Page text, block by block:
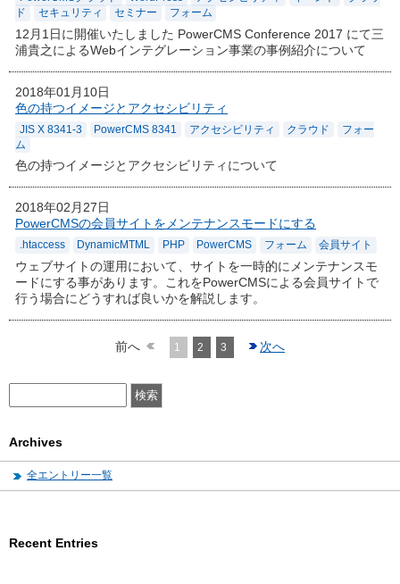
ド
セキュリティ セミナー フォーム
12月1日に開催いたしました PowerCMS Conference 2017 にて三
浦貴之によるWebインテグレーション事業の事例紹介について
2018年01月10日
色の持つイメージとアクセシビリティ
JIS X 8341-3 PowerCMS 8341 アクセシビリティ クラウド
フォー
ム
色の持つイメージとアクセシビリティについて
2018年02月27日
PowerCMSの会員サイトをメンテナンスモードにする
.htaccess DynamicMTML PHP PowerCMS フォーム 会員サイト
ウェブサイトの運用において、サイトを一時的にメンテナンスモ
ードにする事があります。これをPowerCMSによる会員サイトで
行う場合にどうすれば良いかを解説します。
前へ 1 2 3 次へ
Archives
全エントリー一覧
Recent Entries